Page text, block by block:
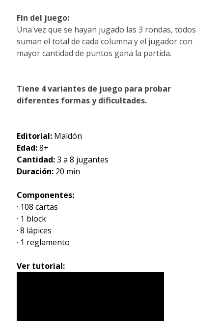
Fin del juego:
Una vez que se hayan jugado las 3 rondas, todos
suman el total de cada columna y el jugador con
mayor cantidad de puntos gana la partida.
Tiene 4 variantes de juego para probar
diferentes formas y dificultades.
Editorial: Maldón
Edad:8+
Cantidad:3 a 8 jugantes
Duración: 20 min
Componentes:
· 108 cartas
· 1 block
· 8 lápices
· 1 reglamento
Ver tutorial: